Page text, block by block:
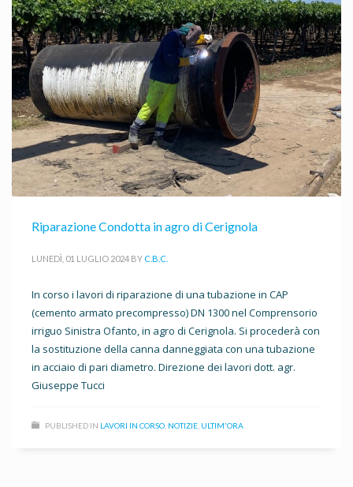
Riparazione Condotta in agro di Cerignola
LUNEDÌ, 01 LUGLIO 2024 BY C.B.C.
In corso i lavori di riparazione di una tubazione in CAP
(cemento armato precompresso) DN 1300 nel Comprensorio
irriguo Sinistra Ofanto, in agro di Cerignola. Si procederà con
la sostituzione della canna danneggiata con una tubazione
in acciaio di pari diametro. Direzione dei lavori dott. agr.
Giuseppe Tucci
PUBLISHED IN LAVORI IN CORSO NOTIZIE ULTIM'ORA